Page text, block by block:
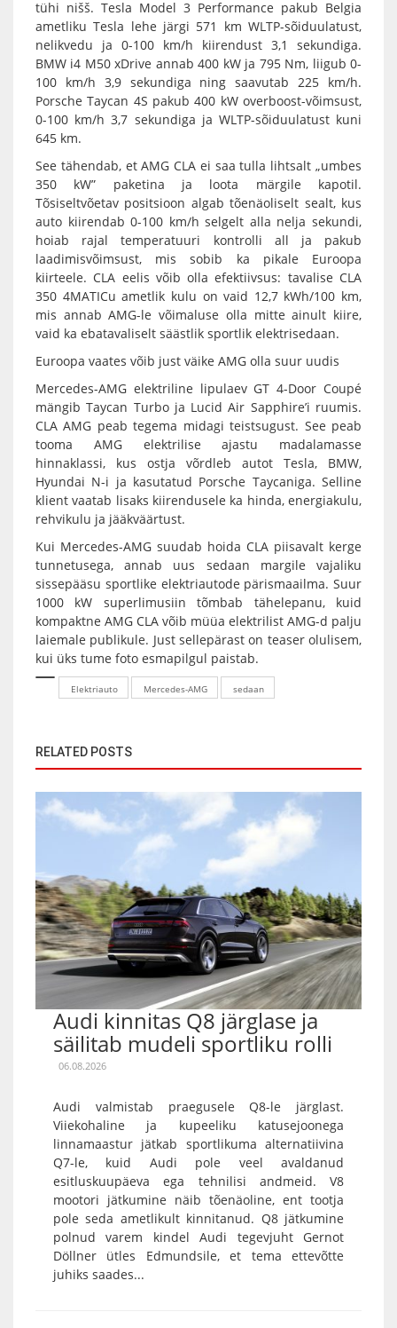
tühi nišš. Tesla Model 3 Performance pakub Belgia
ametliku Tesla lehe järgi 571 km WLTP-sõiduulatust,
nelikvedu ja 0-100 km/h kiirendust 3,1 sekundiga.
BMW i4 M50 xDrive annab 400 kW ja 795 Nm, liigub 0-
100 km/h 3,9 sekundiga ning saavutab 225 km/h.
Porsche Taycan 4S pakub 400 kW overboost-võimsust,
0-100 km/h 3,7 sekundiga ja WLTP-sõiduulatust kuni
645 km.
See tähendab, et AMG CLA ei saa tulla lihtsalt „umbes
350 kW” paketina ja loota märgile kapotil.
Tõsiseltvõetav positsioon algab tõenäoliselt sealt, kus
auto kiirendab 0-100 km/h selgelt alla nelja sekundi,
hoiab rajal temperatuuri kontrolli all ja pakub
laadimisvõimsust, mis sobib ka pikale Euroopa
kiirteele. CLA eelis võib olla efektiivsus: tavalise CLA
350 4MATICu ametlik kulu on vaid 12,7 kWh/100 km,
mis annab AMG-le võimaluse olla mitte ainult kiire,
vaid ka ebatavaliselt säästlik sportlik elektrisedaan.
Euroopa vaates võib just väike AMG olla suur uudis
Mercedes-AMG elektriline lipulaev GT 4-Door Coupé
mängib Taycan Turbo ja Lucid Air Sapphire’i ruumis.
CLA AMG peab tegema midagi teistsugust. See peab
tooma AMG elektrilise ajastu madalamasse
hinnaklassi, kus ostja võrdleb autot Tesla, BMW,
Hyundai N-i ja kasutatud Porsche Taycaniga. Selline
klient vaatab lisaks kiirendusele ka hinda, energiakulu,
rehvikulu ja jääkväärtust.
Kui Mercedes-AMG suudab hoida CLA piisavalt kerge
tunnetusega, annab uus sedaan margile vajaliku
sissepääsu sportlike elektriautode pärismaailma. Suur
1000 kW superlimusiin tõmbab tähelepanu, kuid
kompaktne AMG CLA võib müüa elektrilist AMG-d palju
laiemale publikule. Just sellepärast on teaser olulisem,
kui üks tume foto esmapilgul paistab.
Elektriauto Mercedes-AMG sedaan
RELATED POSTS
Audi kinnitas Q8 järglase ja
säilitab mudeli sportliku rolli
06.08.2026
Audi valmistab praegusele Q8-le järglast.
Viiekohaline ja kupeeliku katusejoonega
linnamaastur jätkab sportlikuma alternatiivina
Q7-le, kuid Audi pole veel avaldanud
esitluskuupäeva ega tehnilisi andmeid. V8
mootori jätkumine näib tõenäoline, ent tootja
pole seda ametlikult kinnitanud. Q8 jätkumine
polnud varem kindel Audi tegevjuht Gernot
Döllner ütles Edmundsile, et tema ettevõtte
juhiks saades...